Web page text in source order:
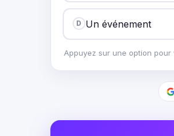
D Un événement
Appuyez sur une option